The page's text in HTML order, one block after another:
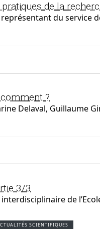
de la
du service
?
Delaval, Guillaume
3/3
de
SCIENTIFIQUES